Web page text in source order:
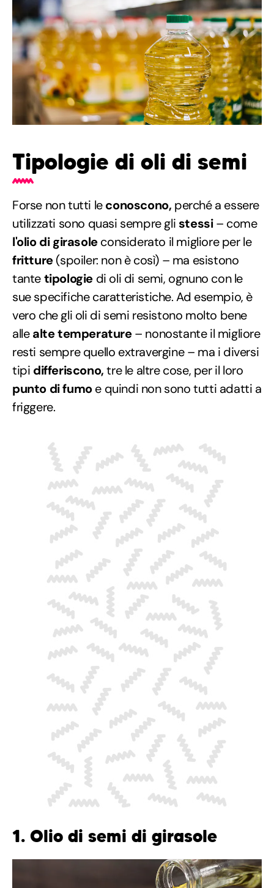
Tipologie di oli di semi
Forse non tutti leconoscono, perché a essere
utilizzati sono quasi sempre gli stessi– come
l'olio di girasoleconsiderato il migliore per le
fritture(spoiler: non è così) – ma esistono
tantetipologie di oli di semi, ognuno con le
sue specifiche caratteristiche. Ad esempio, è
vero che gli oli di semi resistono molto bene
allealte temperature– nonostante il migliore
resti sempre quello extravergine – ma i diversi
tipi differiscono,tre le altre cose, per il loro
punto di fumoe quindi non sono tutti adatti a
friggere.
1. Olio di semi di girasole